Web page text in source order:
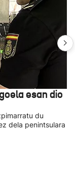
esan dio
du
dela penintsulara